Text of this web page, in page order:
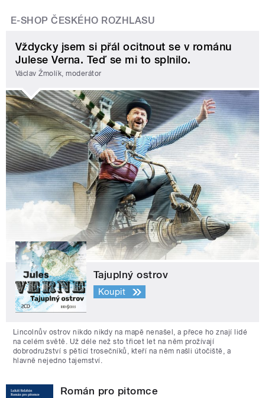
E-SHOP ČESKÉHO ROZHLASU
Vždycky jsem si přál ocitnout se v románu
Julese Verna. Teď se mi to splnilo.
Václav Žmolík, moderátor
Tajuplný ostrov
Koupit
Lincolnův ostrov nikdo nikdy na mapě nenašel, a přece ho znají lidé
na celém světě. Už déle než sto třicet let na něm prožívají
dobrodružství s pěticí trosečníků, kteří na něm našli útočiště, a
hlavně nejedno tajemství.
Román pro pitomce